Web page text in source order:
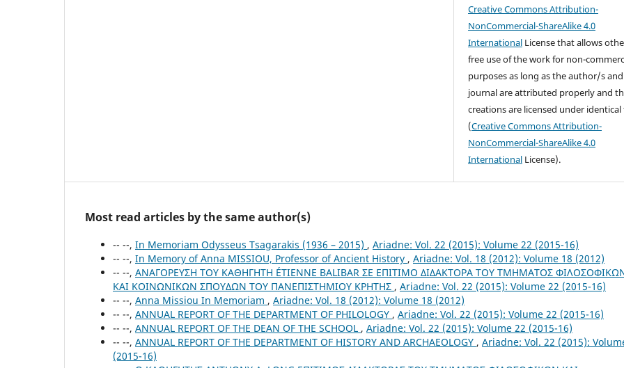
Creative Commons Attribution-
NonCommercial-ShareAlike 4.0
International License that allows
free use of the work for non-
purposes as long as the author/s
journal are attributed properly and
creations are licensed under
(Creative Commons Attribution-
NonCommercial-ShareAlike 4.0
International License).
Most read articles by the same author(s)
-- --, In Memoriam Odysseus Tsagarakis (1936 – 2015) , Ariadne: Vol. 22 (2015): Volume 22 (2015-16)
-- --, In Memory of Anna MISSIOU, Professor of Ancient History , Ariadne: Vol. 18 (2012): Volume 18 (2012)
-- --, ΑΝΑΓΟΡΕΥΣΗ TOY ΚΑΘΗΓΗΤH ÉTIENNE BALIBAR ΣΕ ΕΠΙΤΙΜΟ ΔΙΔΑΚΤΟΡΑ ΤΟΥ ΤΜΗΜΑΤΟΣ
ΚΑΙ ΚΟΙΝΩΝΙΚΩΝ ΣΠΟΥΔΩΝ ΤΟΥ ΠΑΝΕΠΙΣΤΗΜΙΟΥ ΚΡΗΤΗΣ , Ariadne: Vol. 22 (2015): Volume 22 (2015-16)
-- --, Anna Missiou In Memoriam , Ariadne: Vol. 18 (2012): Volume 18 (2012)
-- --, ANNUAL REPORT OF THE DEPARTMENT OF PHILOLOGY , Ariadne: Vol. 22 (2015): Volume 22 (2015-16)
-- --, ANNUAL REPORT OF THE DEAN OF THE SCHOOL , Ariadne: Vol. 22 (2015): Volume 22 (2015-16)
-- --, ANNUAL REPORT OF THE DEPARTMENT OF HISTORY AND ARCHAEOLOGY , Ariadne: Vol. 22 (2015):
(2015-16)